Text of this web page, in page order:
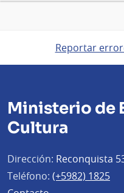
Reportar
Ministerio de
Cultura
Dirección: Reconquista
Teléfono: (+5982) 1825